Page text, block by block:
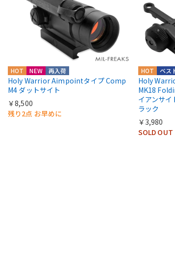
HOT NEW 再入荷
Holy Warrior Aimpointタイプ Comp
M4 ダットサイト
￥8,500
残り2点 お早めに
HOT ベス
Holy
MK18
イアンサ
ラック
￥3,980
SOLD OUT